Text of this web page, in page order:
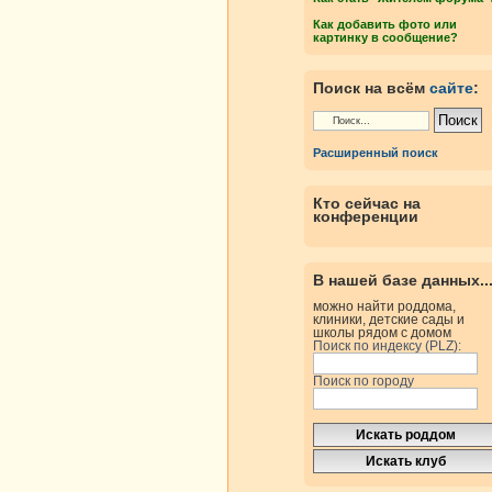
Как добавить фото или
картинку в сообщение?
Поиск на всём сайте:
Расширенный поиск
Кто сейчас на
конференции
В нашей базе данных...
можно найти роддома,
клиники, детские сады и
школы рядом с домом
Поиск по индексу (PLZ):
Поиск по городу